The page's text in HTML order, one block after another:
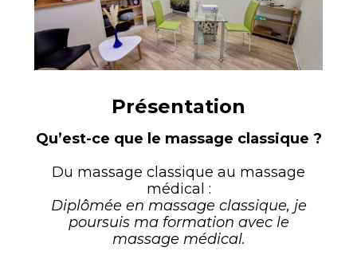
Présentation
Qu’est-ce que le massage classique ?
Du massage classique au massage
médical :
Diplômée en massage classique, je
poursuis ma formation avec le
massage médical.